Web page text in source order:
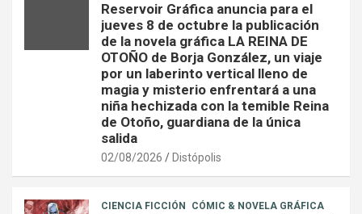
Reservoir Gráfica anuncia para el
jueves 8 de octubre la publicación
de la novela gráfica LA REINA DE
OTOÑO de Borja González, un viaje
por un laberinto vertical lleno de
magia y misterio enfrentará a una
niña hechizada con la temible Reina
de Otoño, guardiana de la única
salida
02/08/2026 Distópolis
CIENCIA FICCIÓN CÓMIC & NOVELA GRÁFICA